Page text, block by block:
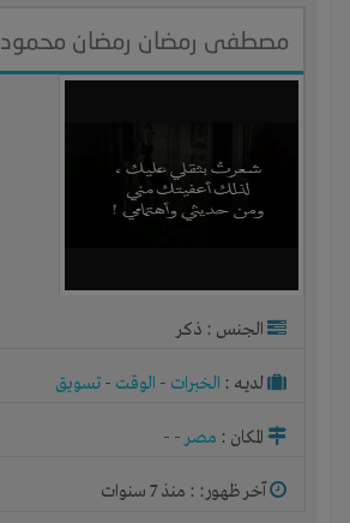
مصطفى رمضان رمضان محمود
الجنس : ذكر
لديـه : الخبرات - الوقت - تسويق
المكان : مصر-
-
آخر ظهور: : منذ 7 سنوات